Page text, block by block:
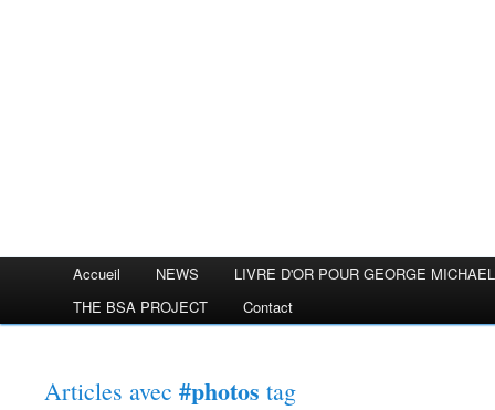
Accueil NEWS
LIVRE D'OR POUR GEORGE MICHAEL
THE BSA PROJECT
Contact
Articles avec #photos tag